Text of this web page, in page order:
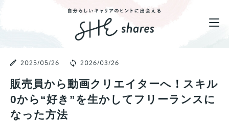
2025/05/26 2026/03/26
販売員から動画クリエイターへ！スキル
0から“好き”を生かしてフリーランスに
なった方法